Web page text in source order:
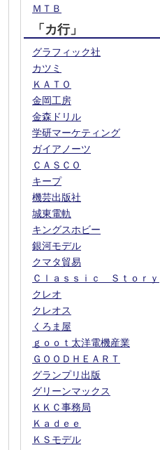
ＭＴＢ
「カ行」
グラフィック社
カツミ
ＫＡＴＯ
金岡工房
金森ドリル
学研マーケティング
ガイアノーツ
ＣＡＳＣＯ
キープ
機芸出版社
城東電軌
キングスホビー
銀河モデル
クマタ貿易
Ｃｌａｓｓｉｃ Ｓｔｏｒｙ
クレオ
クレオス
くろま屋
ｇｏｏｔ太洋電機産業
ＧＯＯＤＨＥＡＲＴ
グランプリ出版
グリーンマックス
ＫＫＣ事務局
Ｋａｄｅｅ
ＫＳモデル